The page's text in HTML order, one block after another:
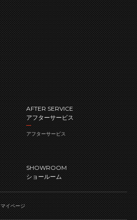
AFTER SERVICE
アフターサービス
アフターサービス
SHOWROOM
ショールーム
マイページ